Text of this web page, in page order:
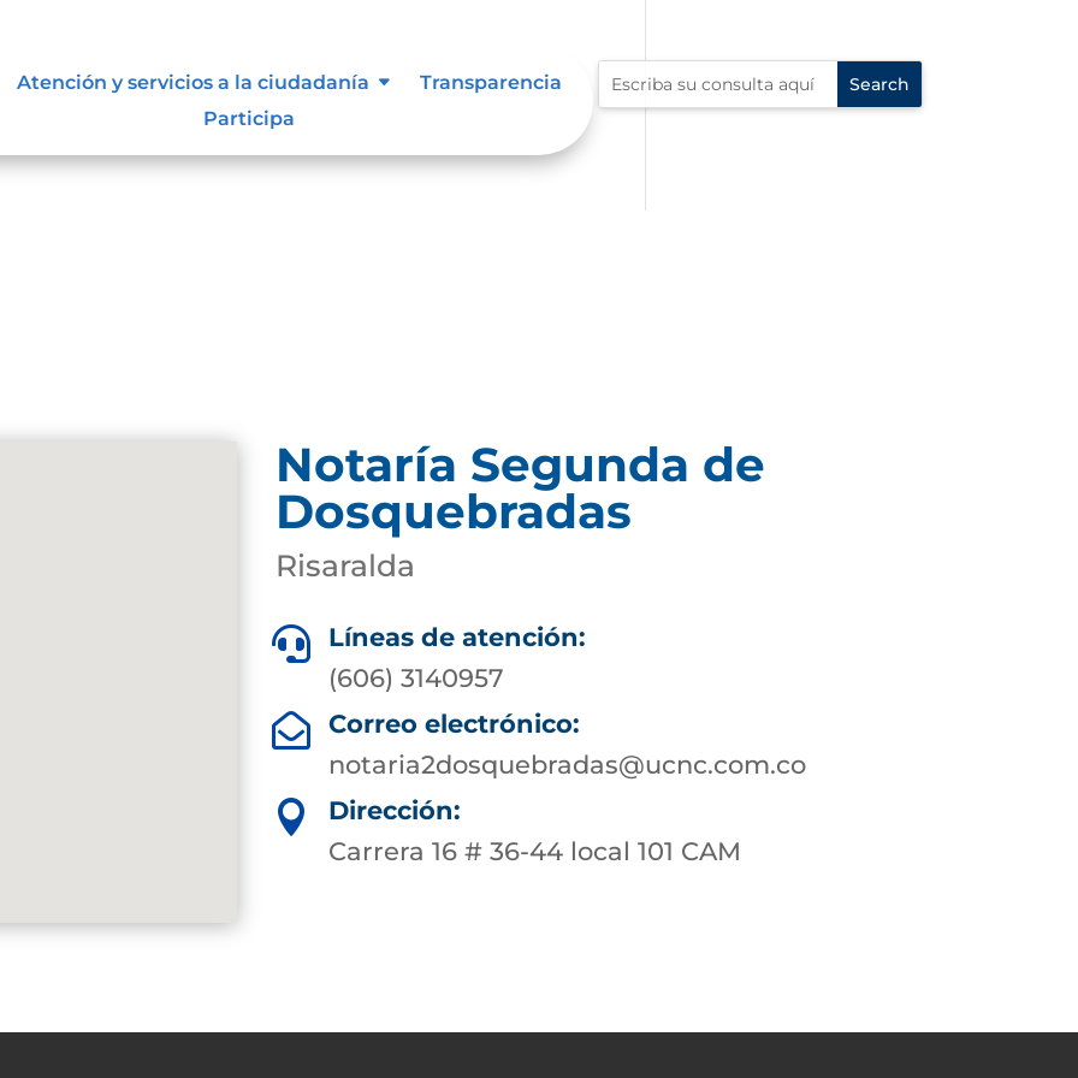
Atención y servicios a la ciudadanía
Transparencia
Participa
Try refining your search, or use the navigation
Notaría Segunda de
Dosquebradas
Risaralda

Líneas de atención:
(606) 3140957

Correo electrónico:
notaria2dosquebradas@ucnc.com.co

Dirección:
Carrera 16 # 36-44 local 101 CAM